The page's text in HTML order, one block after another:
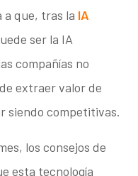
que, tras la IA
ser la IA
compañías no
extraer valor de
siendo competitivas.
los consejos de
esta tecnología